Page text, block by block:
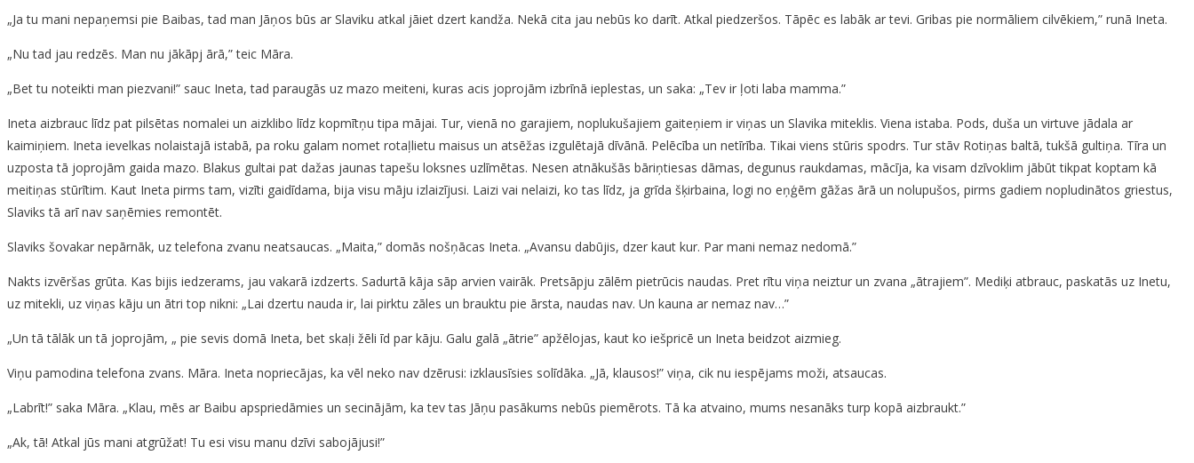
„Ja tu mani nepaņemsi pie Baibas, tad man Jāņos būs ar Slaviku atkal jāiet dzert kandža. Nekā cita jau nebūs ko darīt. Atkal piedzeršos. Tāpēc es labāk ar tevi. Gribas pie normāliem cilvēkiem,” runā Ineta.
„Nu tad jau redzēs. Man nu jākāpj ārā,” teic Māra.
„Bet tu noteikti man piezvani!” sauc Ineta, tad paraugās uz mazo meiteni, kuras acis joprojām izbrīnā ieplestas, un saka: „Tev ir ļoti laba mamma.”
Ineta aizbrauc līdz pat pilsētas nomalei un aizklibo līdz kopmītņu tipa mājai. Tur, vienā no garajiem, noplukušajiem gaiteņiem ir viņas un Slavika miteklis. Viena istaba. Pods, duša un virtuve jādala ar
kaimiņiem. Ineta ievelkas nolaistajā istabā, pa roku galam nomet rotaļlietu maisus un atsēžas izgulētajā dīvānā. Pelēcība un netīrība. Tikai viens stūris spodrs. Tur stāv Rotiņas baltā, tukšā gultiņa. Tīra un
uzposta tā joprojām gaida mazo. Blakus gultai pat dažas jaunas tapešu loksnes uzlīmētas. Nesen atnākušās bāriņtiesas dāmas, degunus raukdamas, mācīja, ka visam dzīvoklim jābūt tikpat koptam kā
meitiņas stūrītim. Kaut Ineta pirms tam, vizīti gaidīdama, bija visu māju izlaizījusi. Laizi vai nelaizi, ko tas līdz, ja grīda šķirbaina, logi no eņģēm gāžas ārā un nolupušos, pirms gadiem nopludinātos griestus,
Slaviks tā arī nav saņēmies remontēt.
Slaviks šovakar nepārnāk, uz telefona zvanu neatsaucas. „Maita,” domās nošņācas Ineta. „Avansu dabūjis, dzer kaut kur. Par mani nemaz nedomā.”
Nakts izvēršas grūta. Kas bijis iedzerams, jau vakarā izdzerts. Sadurtā kāja sāp arvien vairāk. Pretsāpju zālēm pietrūcis naudas. Pret rītu viņa neiztur un zvana „ātrajiem”. Mediķi atbrauc, paskatās uz Inetu,
uz mitekli, uz viņas kāju un ātri top nikni: „Lai dzertu nauda ir, lai pirktu zāles un brauktu pie ārsta, naudas nav. Un kauna ar nemaz nav…”
„Un tā tālāk un tā joprojām, „ pie sevis domā Ineta, bet skaļi žēli īd par kāju. Galu galā „ātrie” apžēlojas, kaut ko iešpricē un Ineta beidzot aizmieg.
Viņu pamodina telefona zvans. Māra. Ineta nopriecājas, ka vēl neko nav dzērusi: izklausīsies solīdāka. „Jā, klausos!” viņa, cik nu iespējams moži, atsaucas.
„Labrīt!” saka Māra. „Klau, mēs ar Baibu apspriedāmies un secinājām, ka tev tas Jāņu pasākums nebūs piemērots. Tā ka atvaino, mums nesanāks turp kopā aizbraukt.”
„Ak, tā! Atkal jūs mani atgrūžat! Tu esi visu manu dzīvi sabojājusi!”